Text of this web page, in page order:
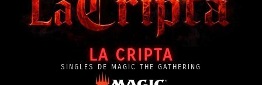
LA CRIPTA
SINGLES DE MAGIC THE GATHERING